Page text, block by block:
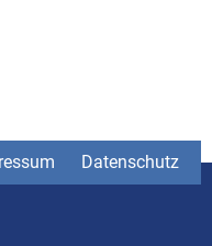
Datenschutz